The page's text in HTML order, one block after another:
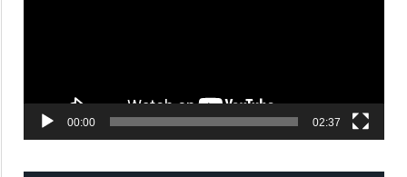
00:00 02:37